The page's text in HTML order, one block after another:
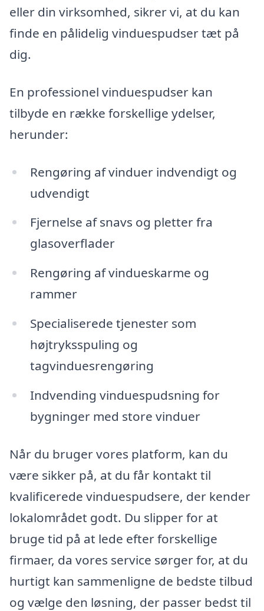
eller din virksomhed, sikrer vi, at du kan
finde en pålidelig vinduespudser tæt på
dig.
En professionel vinduespudser kan
tilbyde en række forskellige ydelser,
herunder:
Rengøring af vinduer indvendigt og
udvendigt
Fjernelse af snavs og pletter fra
glasoverflader
Rengøring af vindueskarme og
rammer
Specialiserede tjenester som
højtryksspuling og
tagvinduesrengøring
Indvending vinduespudsning for
bygninger med store vinduer
Når du bruger vores platform, kan du
være sikker på, at du får kontakt til
kvalificerede vinduespudsere, der kender
lokalområdet godt. Du slipper for at
bruge tid på at lede efter forskellige
firmaer, da vores service sørger for, at du
hurtigt kan sammenligne de bedste tilbud
og vælge den løsning, der passer bedst til